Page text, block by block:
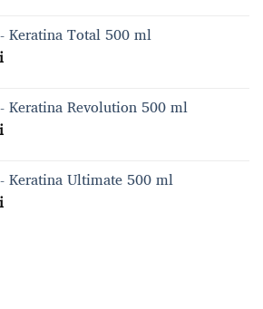
Keratina Total 500 ml
Keratina Revolution 500 ml
Keratina Ultimate 500 ml